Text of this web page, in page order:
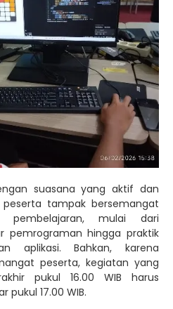
suasana yang aktif dan
tampak bersemangat
mulai dari
pemrograman hingga praktik
aplikasi. Bahkan, karena
peserta, kegiatan yang
pukul 16.00 WIB harus
pukul 17.00 WIB.